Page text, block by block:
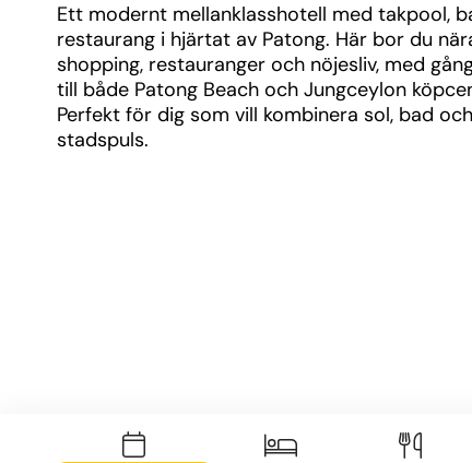
Ett modernt mellanklasshotell med takpool,
restaurang i hjärtat av Patong. Här bor du
shopping, restauranger och nöjesliv, med
till både Patong Beach och Jungceylon
Perfekt för dig som vill kombinera sol, bad och
stadspuls.